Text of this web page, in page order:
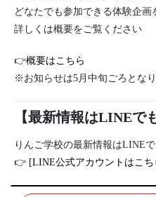
どなたでも参加できる体験企画
詳しくは概要をご覧ください
👉概要はこちら
※お知らせは5月中旬ごろとなり
【最新情報はLINEで
りんご学校の最新情報はLINE
👉 [LINE公式アカウントはこち